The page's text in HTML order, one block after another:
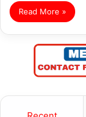
Read More »